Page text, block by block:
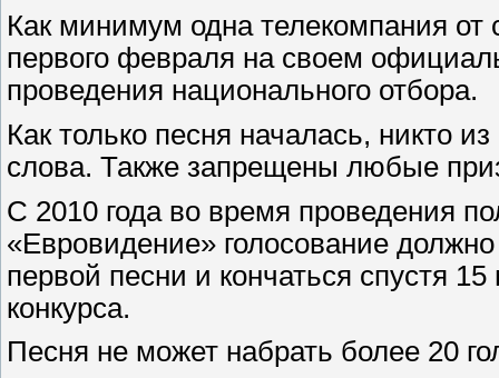
Как минимум одна телекомпания от
первого февраля на своем
проведения национального отбора.
Как только песня началась, никто
слова. Также запрещены любые
С 2010 года во время проведения
«Евровидение» голосование
первой песни и кончаться спустя
конкурса.
Песня не может набрать более 20